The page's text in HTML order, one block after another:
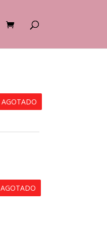
AGOTADO
AGOTADO